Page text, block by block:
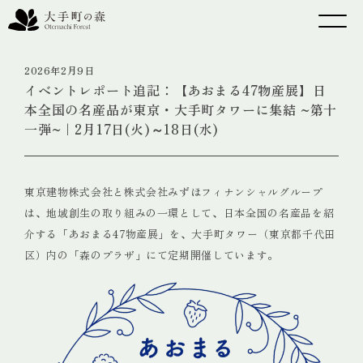
イベントレポート追記：【あおまる47物産展】日
本全国の名産品が東京・大手町タワーに集結 ~第十
一弾~｜2月17日(火)～18日(水)
2026年2月9日
東京建物株式会社と株式会社みずほフィナンシャルグループ
は、地域創生の取り組みの一環として、日本全国の名産品を紹
介する「あおまる47物産展」を、大手町タワー（東京都千代田
区）内の「森のプラザ」にて定期開催しています。